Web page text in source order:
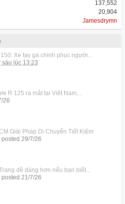
137,552
20,904
Jamesdrymn
Xe tay ga chinh phục người...
sáu lúc 13:23
R 125 ra mắt tại Việt Nam,...
26
Giải Pháp Di Chuyển Tiết Kiệm
posted 29/7/26
dễ dàng hơn nếu bạn biết...
posted 21/7/26